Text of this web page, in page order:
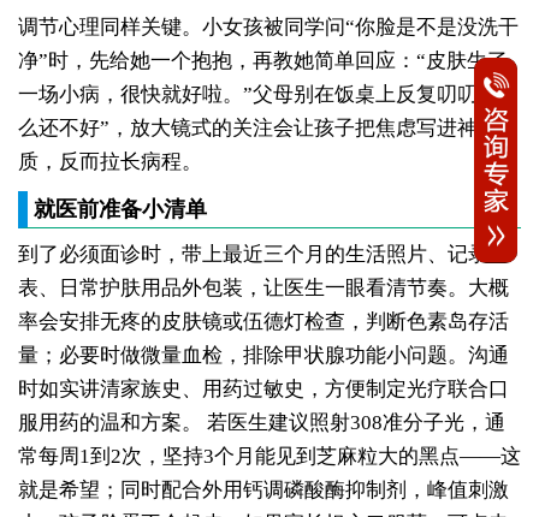
调节心理同样关键。小女孩被同学问“你脸是不是没洗干
净”时，先给她一个抱抱，再教她简单回应：“皮肤生了
一场小病，很快就好啦。”父母别在饭桌上反复叨叨“怎
么还不好”，放大镜式的关注会让孩子把焦虑写进神经递
质，反而拉长病程。
就医前准备小清单
到了必须面诊时，带上最近三个月的生活照片、记录
表、日常护肤用品外包装，让医生一眼看清节奏。大概
率会安排无疼的皮肤镜或伍德灯检查，判断色素岛存活
量；必要时做微量血检，排除甲状腺功能小问题。沟通
时如实讲清家族史、用药过敏史，方便制定光疗联合口
服用药的温和方案。
若医生建议照射308准分子光，通
常每周1到2次，坚持3个月能见到芝麻粒大的黑点——这
就是希望；同时配合外用钙调磷酸酶抑制剂，峰值刺激